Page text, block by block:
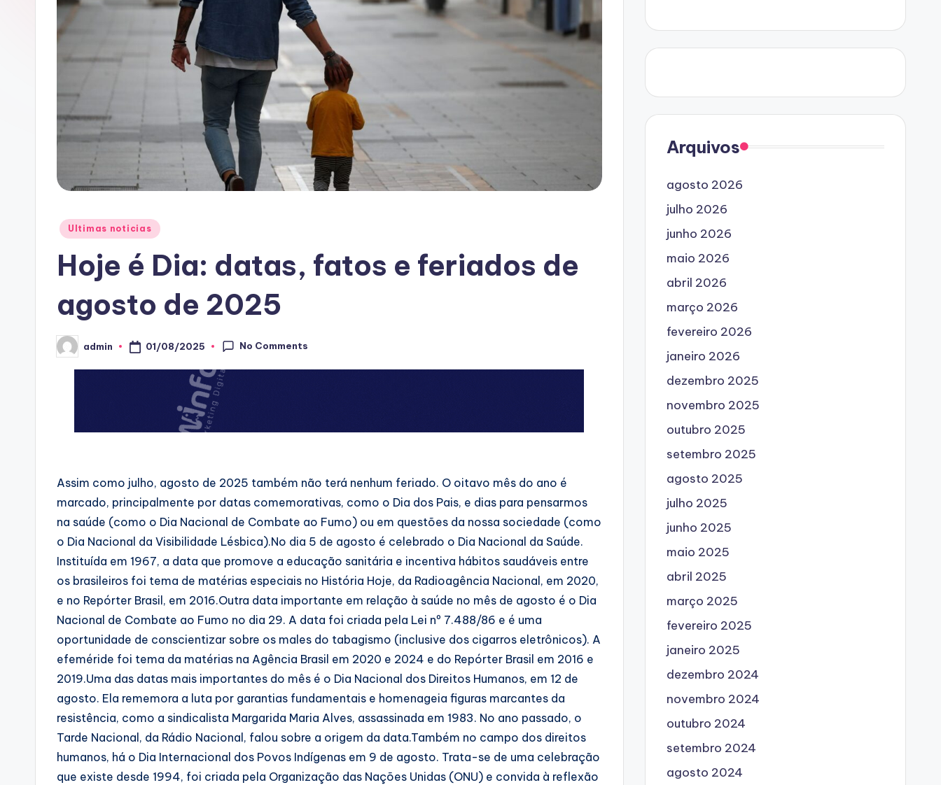
A
C
Posted
Ultimas noticias
Hoje é Dia: datas, fatos e feriados de
agosto de 2025
Posted
by
admin 01/08/2025 No Comments
Assim como julho, agosto de 2025 também não terá nenhum feriado. O oitavo mês do ano é
marcado, principalmente por datas comemorativas, como o Dia dos Pais, e dias para pensarmos
na saúde (como o Dia Nacional de Combate ao Fumo) ou em questões da nossa sociedade (como
o Dia Nacional da Visibilidade Lésbica).No dia 5 de agosto é celebrado o Dia Nacional da Saúde.
Instituída em 1967, a data que promove a educação sanitária e incentiva hábitos saudáveis entre
os brasileiros foi tema de matérias especiais no História Hoje, da Radioagência Nacional, em 2020,
e no Repórter Brasil, em 2016.Outra data importante em relação à saúde no mês de agosto é o Dia
Nacional de Combate ao Fumo no dia 29. A data foi criada pela Lei nº 7.488/86 e é uma
oportunidade de conscientizar sobre os males do tabagismo (inclusive dos cigarros eletrônicos). A
efeméride foi tema da matérias na Agência Brasil em 2020 e 2024 e do Repórter Brasil em 2016 e
2019.Uma das datas mais importantes do mês é o Dia Nacional dos Direitos Humanos, em 12 de
agosto. Ela rememora a luta por garantias fundamentais e homenageia figuras marcantes da
resistência, como a sindicalista Margarida Maria Alves, assassinada em 1983. No ano passado, o
Tarde Nacional, da Rádio Nacional, falou sobre a origem da data.Também no campo dos direitos
humanos, há o Dia Internacional dos Povos Indígenas em 9 de agosto. Trata-se de uma celebração
que existe desde 1994, foi criada pela Organização das Nações Unidas (ONU) e convida à reflexão
Arquivos
agosto 2026
julho 2026
junho 2026
maio 2026
abril 2026
março 2026
fevereiro 2026
janeiro 2026
dezembro 2025
novembro 2025
outubro 2025
setembro 2025
agosto 2025
julho 2025
junho 2025
maio 2025
abril 2025
março 2025
fevereiro 2025
janeiro 2025
dezembro 2024
novembro 2024
outubro 2024
setembro 2024
agosto 2024